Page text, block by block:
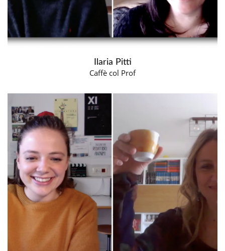
Ilaria Pitti
Caffè col Prof